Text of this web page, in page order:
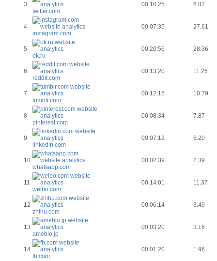
3
twitter.com
00:10:25 6.87
4
instagram.com
00:07:35 27.61
5
ok.ru
00:20:56 28.36
6
reddit.com
00:13:20 11.26
7
tumblr.com
00:12:15 10.79
8
pinterest.com
00:08:34 7.87
9
linkedin.com
00:07:12 6.20
10
whatsapp.com
00:02:39 2.39
11
weibo.com
00:14:01 11.37
12
zhihu.com
00:06:14 3.49
13
ameblo.jp
00:03:20 3.16
14
fb.com
00:01:20 1.96